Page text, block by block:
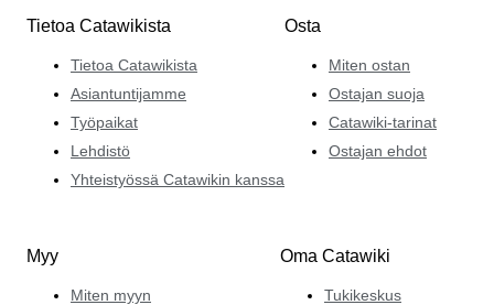
Tietoa Catawikista
Tietoa Catawikista
Asiantuntijamme
Työpaikat
Lehdistö
Yhteistyössä Catawikin kanssa
Osta
Miten ostan
Ostajan suoja
Catawiki-tarinat
Ostajan ehdot
Myy
Miten myyn
Oma Catawiki
Tukikeskus